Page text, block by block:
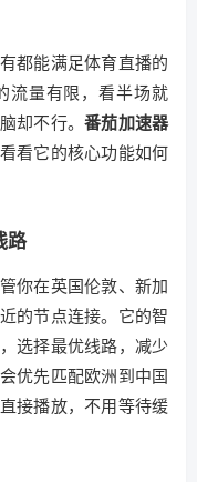
都能满足体育直播的
量有限，看半场就
却不行。番茄加速器
看它的核心功能如何
路
你在英国伦敦、新加
的节点连接。它的智
选择最优线路，减少
优先匹配欧洲到中国
接播放，不用等待缓